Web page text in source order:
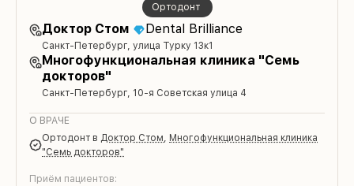
Ортодонт
Доктор Стом Dental Brilliance
Санкт-Петербург, улица Турку 13к1
Многофункциональная клиника "Семь
докторов"
Санкт-Петербург, 10-я Советская улица 4
О ВРАЧЕ
Ортодонт в Доктор Стом, Многофункциональная клиника
"Семь докторов"
Приём пациентов: